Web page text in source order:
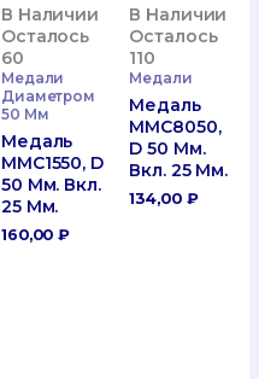
В Наличии
Осталось
60
Медали
Диаметром
50 Мм
Медаль
MMC1550, D
50 Мм. Вкл.
25 Мм.
160,00₽
В Наличии
Осталось
110
Медали
Медаль
MMC8050,
D 50 Мм.
Вкл. 25 Мм.
134,00 ₽